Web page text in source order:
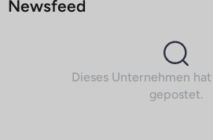
Newsfeed
Dieses Unternehmen
gepostet.